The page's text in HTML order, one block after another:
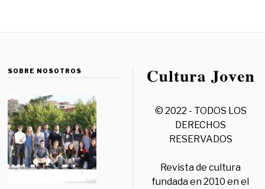
SOBRE NOSOTROS
© 2022 - TODOS LOS
DERECHOS
RESERVADOS
Revista de cultura
fundada en 2010 en el